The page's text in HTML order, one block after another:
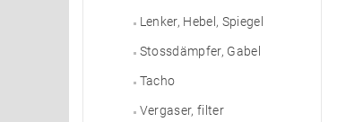
Lenker, Hebel, Spiegel
Stossdämpfer, Gabel
Tacho
Vergaser, filter